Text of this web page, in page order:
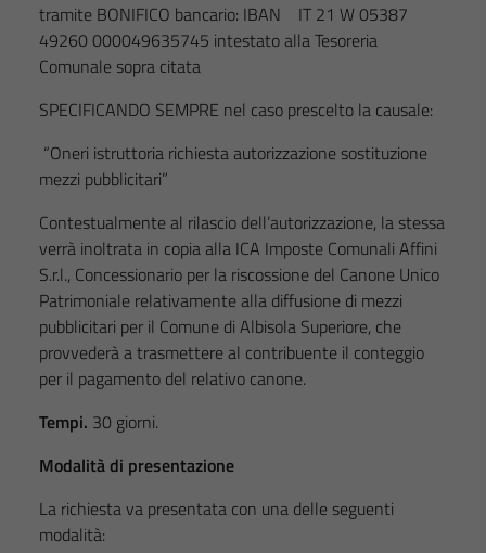
tramite BONIFICO bancario: IBAN IT 21 W 05387
49260 000049635745 intestato alla Tesoreria
Comunale sopra citata
SPECIFICANDO SEMPRE nel caso prescelto la causale:
“Oneri istruttoria richiesta autorizzazione sostituzione
mezzi pubblicitari”
Contestualmente al rilascio dell’autorizzazione, la stessa
verrà inoltrata in copia alla ICA Imposte Comunali Affini
S.r.l., Concessionario per la riscossione del Canone Unico
Patrimoniale relativamente alla diffusione di mezzi
pubblicitari per il Comune di Albisola Superiore, che
provvederà a trasmettere al contribuente il conteggio
per il pagamento del relativo canone.
Tempi. 30 giorni.
Modalità di presentazione
La richiesta va presentata con una delle seguenti
modalità: